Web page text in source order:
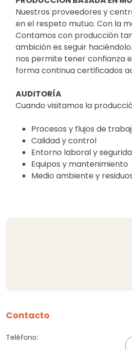
Nuestros proveedores y
en el respeto mutuo. Con la
Contamos con producción
ambición es seguir
nos permite tener confianza
forma continua certificados
AUDITORÍA
Cuando visitamos la
Procesos y flujos de
Calidad y control
Entorno laboral y
Equipos y mantenimiento
Medio ambiente y
Contacto
Teléfono: